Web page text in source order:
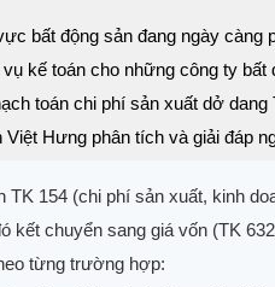
bất động sản đang ngày
kế toán cho những công ty
toán chi phí sản xuất dở
Việt Hưng phân tích và giải đáp
TK 154 (chi phí sản xuất, kinh
kết chuyển sang giá vốn (TK
từng trường hợp: